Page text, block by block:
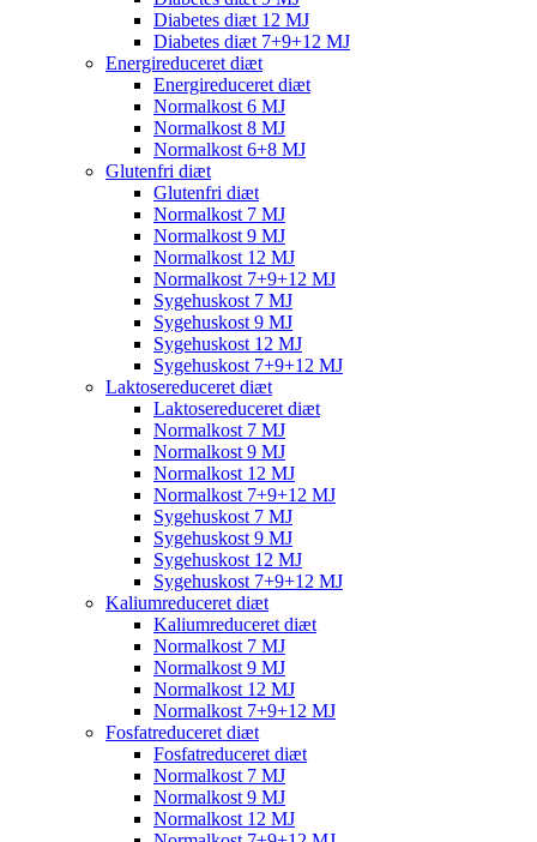
Diabetes diæt 12 MJ
Diabetes diæt 7+9+12 MJ
Energireduceret diæt
Energireduceret diæt
Normalkost 6 MJ
Normalkost 8 MJ
Normalkost 6+8 MJ
Glutenfri diæt
Glutenfri diæt
Normalkost 7 MJ
Normalkost 9 MJ
Normalkost 12 MJ
Normalkost 7+9+12 MJ
Sygehuskost 7 MJ
Sygehuskost 9 MJ
Sygehuskost 12 MJ
Sygehuskost 7+9+12 MJ
Laktosereduceret diæt
Laktosereduceret diæt
Normalkost 7 MJ
Normalkost 9 MJ
Normalkost 12 MJ
Normalkost 7+9+12 MJ
Sygehuskost 7 MJ
Sygehuskost 9 MJ
Sygehuskost 12 MJ
Sygehuskost 7+9+12 MJ
Kaliumreduceret diæt
Kaliumreduceret diæt
Normalkost 7 MJ
Normalkost 9 MJ
Normalkost 12 MJ
Normalkost 7+9+12 MJ
Fosfatreduceret diæt
Fosfatreduceret diæt
Normalkost 7 MJ
Normalkost 9 MJ
Normalkost 12 MJ